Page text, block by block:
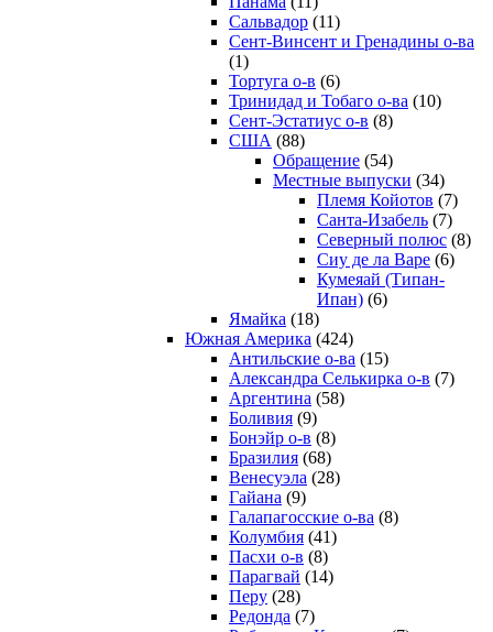
Сальвадор (11)
Сент-Винсент и Гренадины о-ва
(1)
Тортуга о-в (6)
Тринидад и Тобаго о-ва (10)
Сент-Эстатиус о-в (8)
США (88)
Обращение (54)
Местные выпуски (34)
Племя Койотов (7)
Санта-Изабель (7)
Северный полюс (8)
Сиу де ла Варе (6)
Кумеяай (Типан-
Ипан) (6)
Ямайка (18)
Южная Америка (424)
Антильские о-ва (15)
Александра Селькирка о-в (7)
Аргентина (58)
Боливия (9)
Бонэйр о-в (8)
Бразилия (68)
Венесуэла (28)
Гайана (9)
Галапагосские о-ва (8)
Колумбия (41)
Пасхи о-в (8)
Парагвай (14)
Перу (28)
Редонда (7)